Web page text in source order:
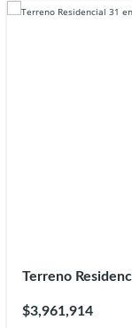
Terreno
$3,961,914